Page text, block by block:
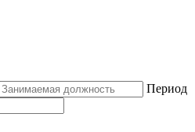
Период